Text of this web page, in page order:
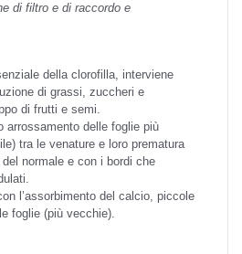
di filtro e di raccordo e
della clorofilla, interviene
di grassi, zuccheri e
di frutti e semi.
arrossamento delle foglie più
tra le venature e loro prematura
normale e con i bordi che
l’assorbimento del calcio, piccole
foglie (più vecchie).